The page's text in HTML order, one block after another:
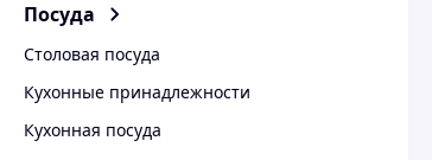
Посуда
Столовая посуда
Кухонные принадлежности
Кухонная посуда